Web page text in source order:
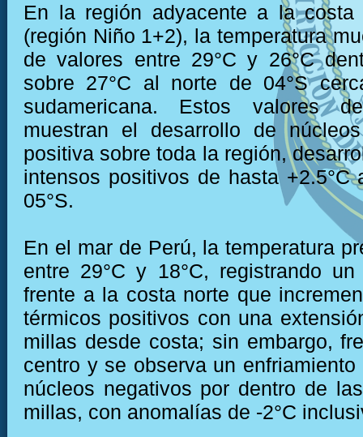
En la región adyacente a la costa
(región Niño 1+2), la temperatura
de valores entre 29°C y 26°C
sobre 27°C al norte de 04°S
sudamericana. Estos valores
muestran el desarrollo de
positiva sobre toda la región,
intensos positivos de hasta +2.5°C
05°S.
En el mar de Perú, la temperatura
entre 29°C y 18°C, registrando un
frente a la costa norte que
térmicos positivos con una
millas desde costa; sin embargo,
centro y se observa un enfriamiento
núcleos negativos por dentro de
millas, con anomalías de -2°C